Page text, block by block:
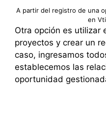
A partir del registro de una
en
Otra opción es utilizar
proyectos y crear un
caso, ingresamos
establecemos las
oportunidad